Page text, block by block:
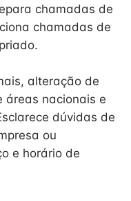
chamadas de
chamadas de
alteração de
áreas nacionais e
dúvidas de
ou
e horário de